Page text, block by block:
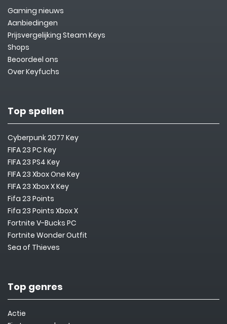
Gaming nieuws
Aanbiedingen
Prijsvergelijking Steam Keys
Shops
Beoordeel ons
Over Keyfuchs
Top spellen
Cyberpunk 2077 Key
FIFA 23 PC Key
FIFA 23 PS4 Key
FIFA 23 Xbox One Key
FIFA 23 Xbox X Key
Fifa 23 Points
Fifa 23 Points Xbox X
Fortnite V-Bucks PC
Fortnite Wonder Outfit
Sea of Thieves
Top genres
Actie